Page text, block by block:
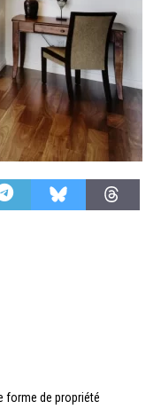
forme de propriété